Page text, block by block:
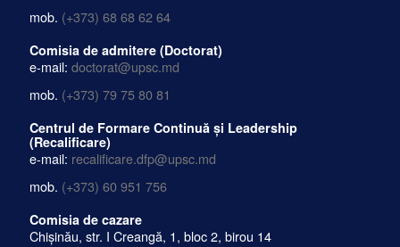
mob. (+373) 68 68 62 64
Comisia de admitere (Doctorat)
e-mail: doctorat@upsc.md
mob. (+373) 79 75 80 81
Centrul de Formare Continuă și Leadership
(Recalificare)
e-mail: recalificare.dfp@upsc.md
mob. (+373) 60 951 756
Comisia de cazare
Chișinău, str. I Creangă, 1, bloc 2, birou 14